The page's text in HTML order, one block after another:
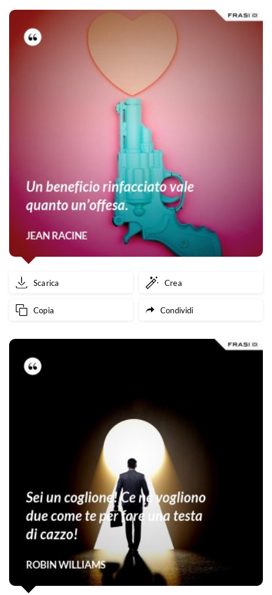
Scarica Crea
Copia Condividi